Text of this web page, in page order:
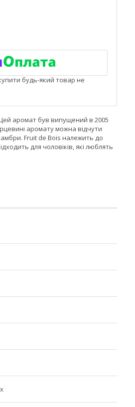
будь-який товар не
аромат був випущений в 2005
аромату можна відчути
амбри. Fruit de Bois належить до
для чоловіків, які люблять